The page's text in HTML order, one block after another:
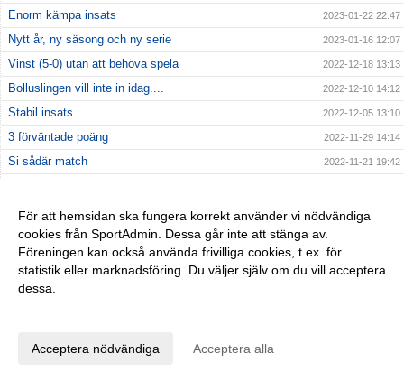
Enorm kämpa insats 2023-01-22 22:47
Nytt år, ny säsong och ny serie 2023-01-16 12:07
Vinst (5-0) utan att behöva spela 2022-12-18 13:13
Bolluslingen vill inte in idag.... 2022-12-10 14:12
Stabil insats 2022-12-05 13:10
3 förväntade poäng 2022-11-29 14:14
Si sådär match 2022-11-21 19:42
Nollan spräckt i dubbel bemärkelse 2022-10-31 12:34
Nollan fortfarande intakt efter "derbyt" 2022-10-25 14:45
Hemmavinst i seriepremiären 2022-10-18 21:56
För att hemsidan ska fungera korrekt använder vi nödvändiga
cookies från SportAdmin. Dessa går inte att stänga av.
Föreningen kan också använda frivilliga cookies, t.ex. för
statistik eller marknadsföring. Du väljer själv om du vill acceptera
dessa.
Acceptera nödvändiga Acceptera alla